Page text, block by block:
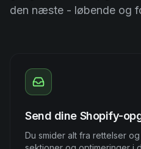
den næste - løbende og
Send dine Shopify-
Du smider alt fra rettelser